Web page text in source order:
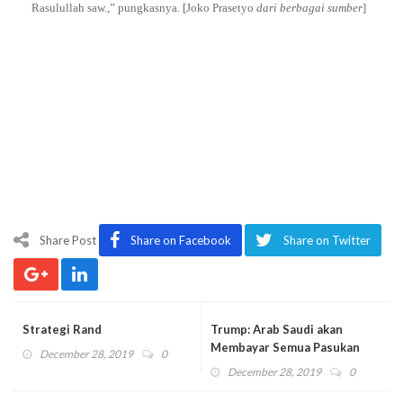
Rasulullah saw.,” pungkasnya. [Joko Prasetyo dari berbagai sumber]
Share Post Share on Facebook Share on Twitter
Strategi Rand
December 28, 2019 0
Trump: Arab Saudi akan
Membayar Semua Pasukan
dan Peralatan yang Kami
December 28, 2019 0